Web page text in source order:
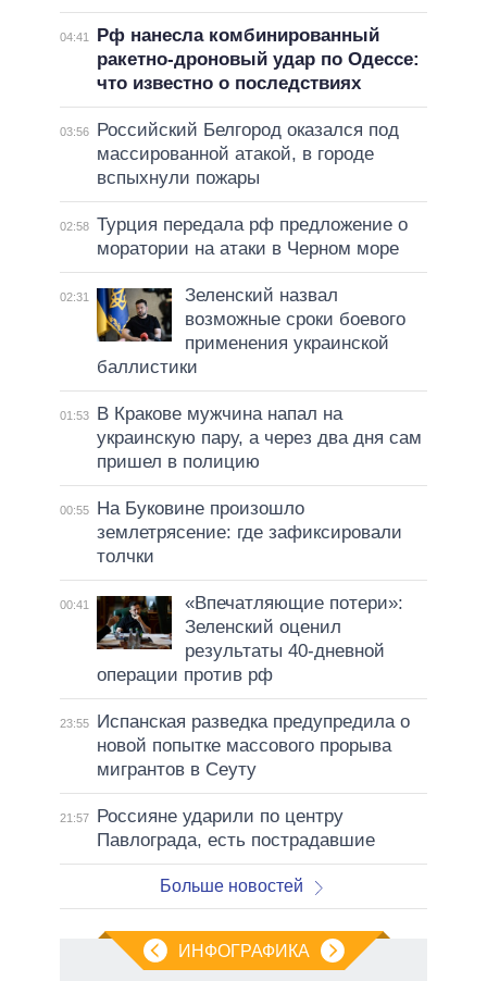
04:41
Рф нанесла комбинированный
ракетно-дроновый удар по Одессе:
что известно о последствиях
03:56
Российский Белгород оказался под
массированной атакой, в городе
вспыхнули пожары
02:58 Турция передала рф предложение о
моратории на атаки в Черном море
02:31
Зеленский назвал
возможные сроки боевого
применения украинской
баллистики
01:53
В Кракове мужчина напал на
украинскую пару, а через два дня сам
пришел в полицию
00:55
На Буковине произошло
землетрясение: где зафиксировали
толчки
00:41
«Впечатляющие потери»:
Зеленский оценил
результаты 40-дневной
операции против рф
23:55
Испанская разведка предупредила о
новой попытке массового прорыва
мигрантов в Сеуту
21:57
Россияне ударили по центру
Павлограда, есть пострадавшие
Больше новостей
ИНФОГРАФИКА